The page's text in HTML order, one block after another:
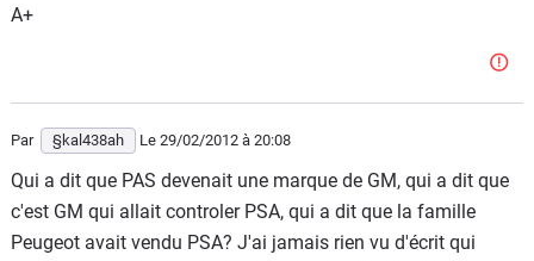
A+
Par §kal438ah Le 29/02/2012 à 20:08
Qui a dit que PAS devenait une marque de GM, qui a dit que
c'est GM qui allait controler PSA, qui a dit que la famille
Peugeot avait vendu PSA? J'ai jamais rien vu d'écrit qui